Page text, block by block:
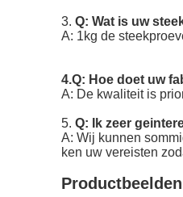
3. Q: Wat is uw
A: 1kg de
4.Q: Hoe doet uw
A: De kwaliteit is
5. Q: Ik zeer
A: Wij kunnen
ken uw vereisten